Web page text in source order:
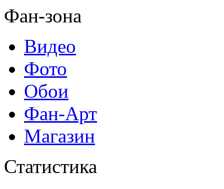
Фан-зона
Видео
Фото
Обои
Фан-Арт
Магазин
Статистика